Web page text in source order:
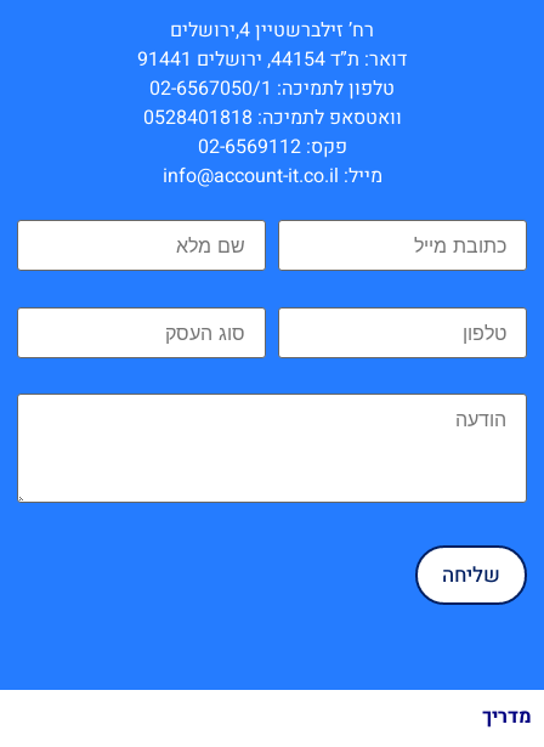
רח’ זילברשטיין 4,ירושלים
דואר: ת”ד 44154, ירושלים 91441
טלפון לתמיכה: 02-6567050/1
וואטסאפ לתמיכה: 0528401818
פקס: 02-6569112
מייל: info@account-it.co.il
מדריך